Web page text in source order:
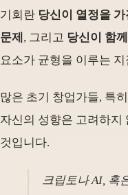
기회란 당신이 열정을
문제 , 그리고 당신이 함
요소가 균형을 이루는
많은 초기 창업가들, 특
자신의 성향은 고려하지
것입니다.
크립토나 AI, 혹